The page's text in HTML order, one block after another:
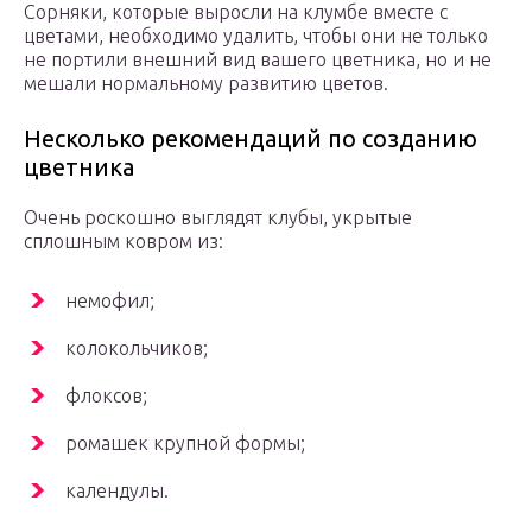
Сорняки, которые выросли на клумбе вместе с
цветами, необходимо удалить, чтобы они не только
не портили внешний вид вашего цветника, но и не
мешали нормальному развитию цветов.
Несколько рекомендаций по созданию
цветника
Очень роскошно выглядят клубы, укрытые
сплошным ковром из:
немофил;
колокольчиков;
флоксов;
ромашек крупной формы;
календулы.